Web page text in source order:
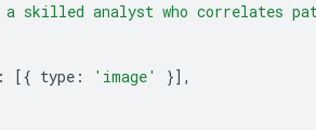
a skilled analyst who correlates
: [{ type : 'image'
}],